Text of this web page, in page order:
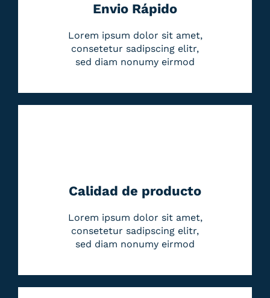
Envio Rápido
Lorem ipsum dolor sit amet,
consetetur sadipscing elitr,
sed diam nonumy eirmod
Calidad de producto
Lorem ipsum dolor sit amet,
consetetur sadipscing elitr,
sed diam nonumy eirmod